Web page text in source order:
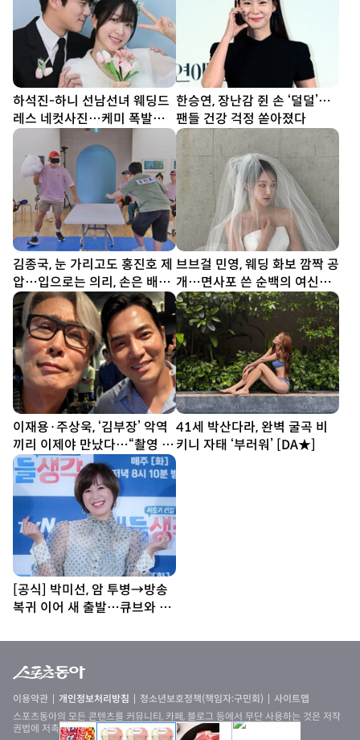
하석진-하니 선남선녀 웨딩드
레스 네컷사진…케미 폭발
[DA★]
한승연, 장난감 쥔 손 ‘덜덜’…
팬들 건강 걱정 쏟아졌다
김종국, 눈 가리고도 홍진호 제
압…입으로는 의리, 손은 배신
(런닝맨)
브브걸 민영, 웨딩 화보 깜짝 공
개…면사포 쓴 순백의 여신
[DA★]
이재용·주상욱, ‘김부장’ 악역
끼리 이제야 만났다…“촬영 땐
한 번도 못 봐” [SD셀픽]
41세 박산다라, 완벽 굴곡 비
키니 자태 ‘부러워’ [DA★]
[공식] 박미선, 암 투병→방송
복귀 이어 새 출발…큐브와 6
이용약관 개인정보처리방침 청소년보호정책(책임자:구민회)
사이트맵
스포츠동아의 모든 콘텐츠를 커뮤니티, 카페, 블로그 등에서 무단 사용하는 것은 저작
권법에 저촉되며, 법적 제재를 받을 수 있습니다